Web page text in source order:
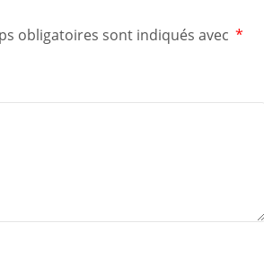
obligatoires sont indiqués avec *